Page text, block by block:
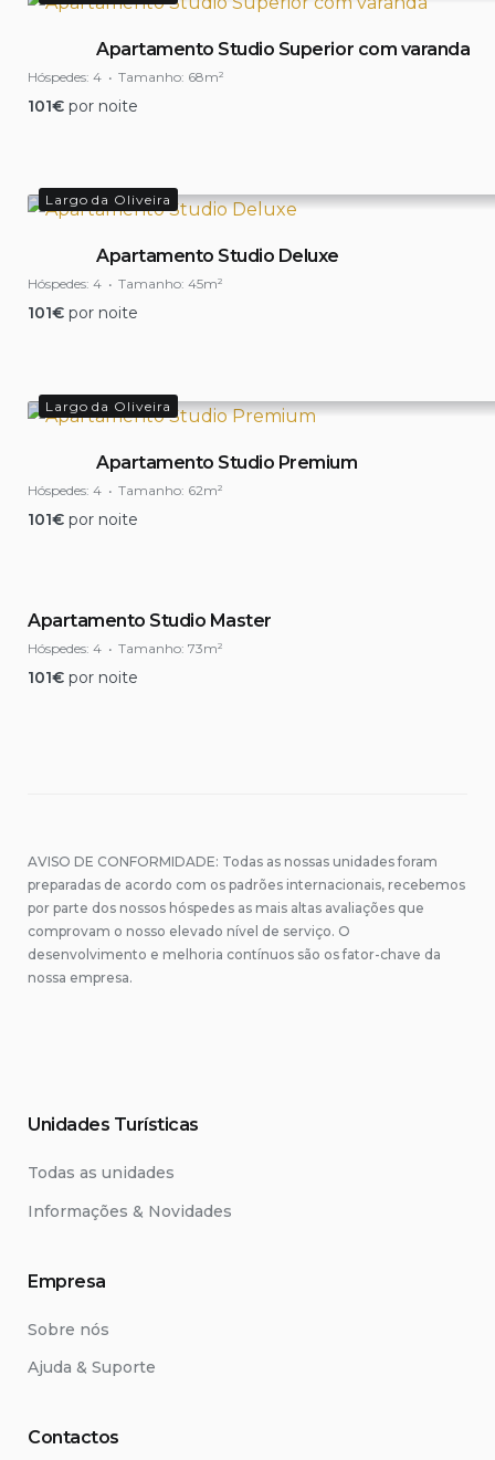
Apartamento Studio Superior com varanda
Hóspedes: 4 Tamanho: 68m²
101€ por noite
Largo da Oliveira
Apartamento Studio Deluxe
Hóspedes: 4 Tamanho: 45m²
101€ por noite
Largo da Oliveira
Apartamento Studio Premium
Hóspedes: 4 Tamanho: 62m²
101€ por noite
Apartamento Studio Master
Hóspedes: 4 Tamanho: 73m²
101€ por noite
AVISO DE CONFORMIDADE: Todas as nossas unidades foram
preparadas de acordo com os padrões internacionais, recebemos
por parte dos nossos hóspedes as mais altas avaliações que
comprovam o nosso elevado nível de serviço. O
desenvolvimento e melhoria contínuos são os fator-chave da
nossa empresa.
Unidades Turísticas
Todas as unidades
Informações & Novidades
Empresa
Sobre nós
Ajuda & Suporte
Contactos